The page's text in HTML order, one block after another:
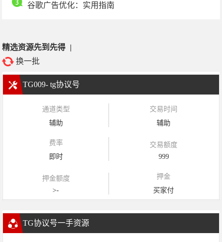
谷歌广告优化：实用指南
精选资源先到先得 |
换一批
TG009- tg协议号
通道类型
辅助
交易时间
辅助
费率
即时
交易额度
999
押金额度
>-
押金
买家付
TG协议号一手资源